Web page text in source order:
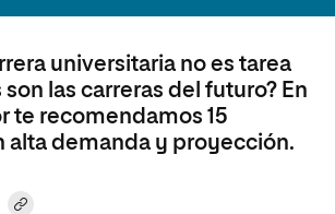
universitaria no es tarea
las carreras del futuro? En
te recomendamos 15
alta demanda y proyección.